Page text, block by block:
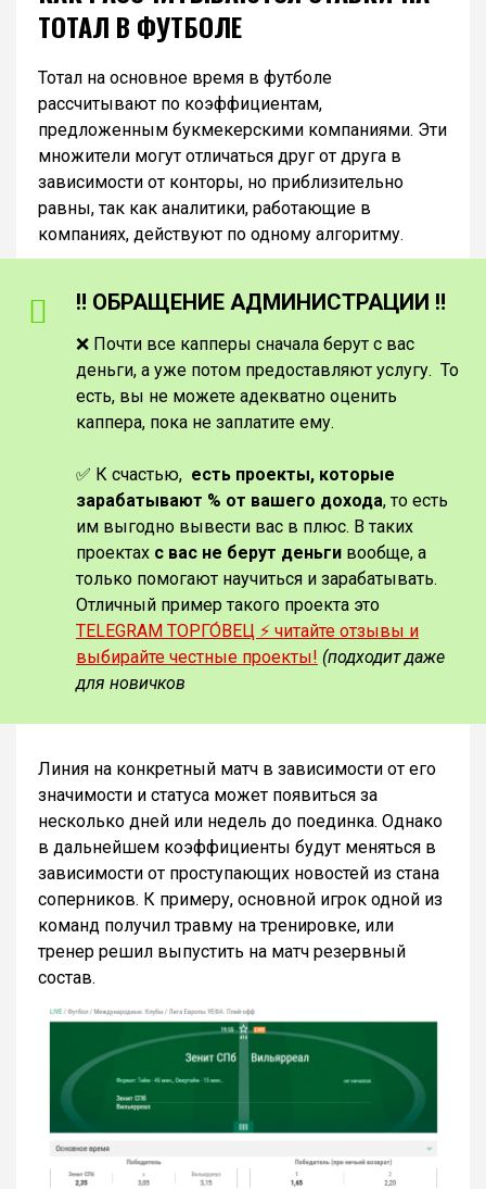
ТОТАЛ В ФУТБОЛЕ
Тотал на основное время в футболе
рассчитывают по коэффициентам,
предложенным букмекерскими компаниями. Эти
множители могут отличаться друг от друга в
зависимости от конторы, но приблизительно
равны, так как аналитики, работающие в
компаниях, действуют по одному алгоритму.
‼️ ОБРАЩЕНИЕ АДМИНИСТРАЦИИ ‼️
❌ Почти все капперы сначала берут с вас
деньги, а уже потом предоставляют услугу. То
есть, вы не можете адекватно оценить
каппера, пока не заплатите ему.
✅ К счастью, есть проекты, которые
зарабатывают % от вашего дохода, то есть
им выгодно вывести вас в плюс. В таких
проектах с вас не берут деньги вообще, а
только помогают научиться и зарабатывать.
Отличный пример такого проекта это
TELEGRAM ТОРГО́ВЕЦ ⚡️ читайте отзывы и
выбирайте честные проекты! (подходит даже
для новичков
Линия на конкретный матч в зависимости от его
значимости и статуса может появиться за
несколько дней или недель до поединка. Однако
в дальнейшем коэффициенты будут меняться в
зависимости от проступающих новостей из стана
соперников. К примеру, основной игрок одной из
команд получил травму на тренировке, или
тренер решил выпустить на матч резервный
состав.